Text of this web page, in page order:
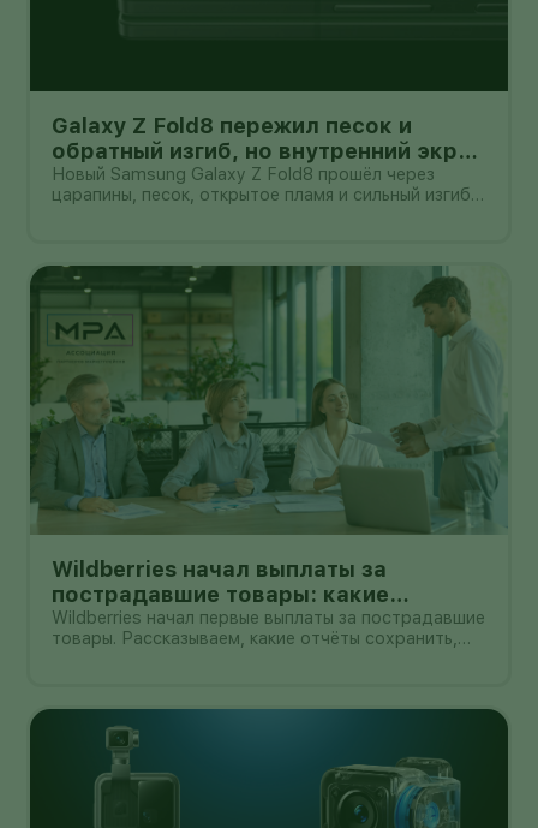
Galaxy Z Fold8 пережил песок и
обратный изгиб, но внутренний экран
всё ещё легко поцарапать
Новый Samsung Galaxy Z Fold8 прошёл через
царапины, песок, открытое пламя и сильный изгиб в
толщиной 4,5 мм в раскрытом в
Wildberries начал выплаты за
пострадавшие товары: какие
документы собрать и чем поможет
АПМ
Wildberries начал первые выплаты за пострадавшие
товары. Рассказываем, какие отчёты сохранить,